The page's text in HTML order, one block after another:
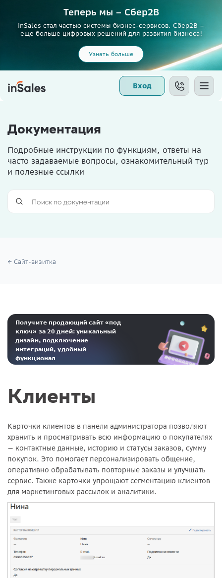
Теперь мы – Сбер2B
inSales стал частью системы бизнес-сервисов. Сбер2В –
еще больше цифровых решений для развития бизнеса!
Узнать больше
Вход
Документация
Подробные инструкции по функциям, ответы на
часто задаваемые вопросы, ознакомительный тур
и полезные ссылки
Сайт-визитка
Получите продающий сайт «под
ключ» за 20 дней: уникальный
дизайн, подключение
интеграций, удобный
функционал
Клиенты
Карточки клиентов в панели администратора позволяют
хранить и просматривать всю информацию о покупателях
— контактные данные, историю и статусы заказов, сумму
покупок. Это помогает персонализировать общение,
оперативно обрабатывать повторные заказы и улучшать
сервис. Также карточки упрощают сегментацию клиентов
для маркетинговых рассылок и аналитики.